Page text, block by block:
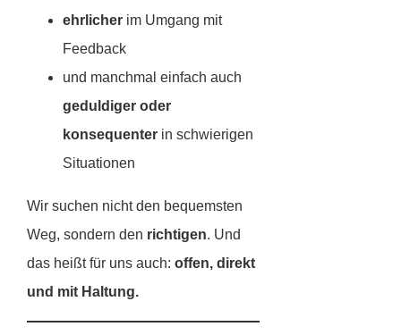
ehrlicherim Umgang mit
Feedback
und manchmal einfach auch
geduldiger oder
konsequenterin schwierigen
Situationen
Wir suchen nicht den bequemsten
Weg, sondern den richtigen. Und
das heißt für uns auch: offen, direkt
und mit Haltung.